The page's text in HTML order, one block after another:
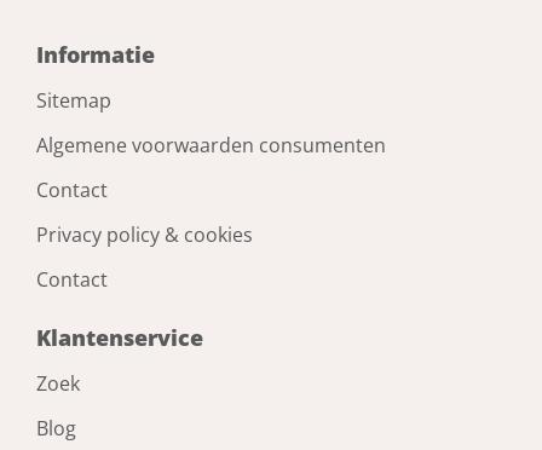
Informatie
Sitemap
Algemene voorwaarden consumenten
Contact
Privacy policy & cookies
Contact
Klantenservice
Zoek
Blog